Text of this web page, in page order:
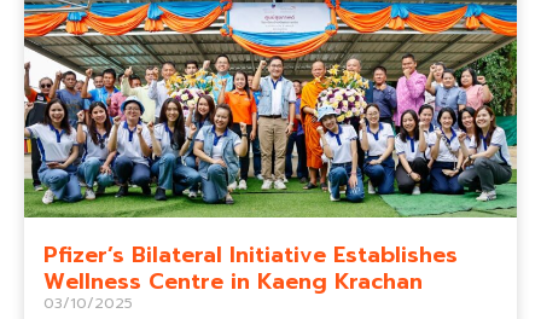
Pfizer’s Bilateral Initiative Establishes
Wellness Centre in Kaeng Krachan
03/10/2025